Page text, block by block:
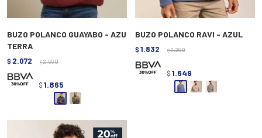
BUZO POLANCO GUAYABO - AZU
TERRA
$ 2.072 $ 2.590
$ 1.865
BUZO POLANCO RAVI - AZUL
$ 1.832 $ 2.290
$ 1.649